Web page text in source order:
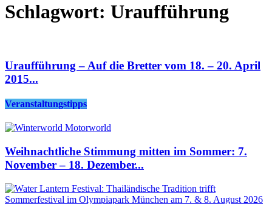
Schlagwort: Uraufführung
Uraufführung – Auf die Bretter vom 18. – 20. April
2015...
Veranstaltungstipps
Weihnachtliche Stimmung mitten im Sommer: 7.
November – 18. Dezember...